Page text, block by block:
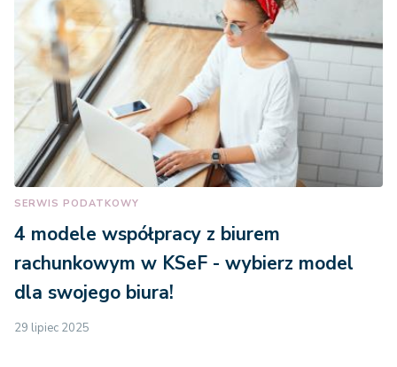
SERWIS PODATKOWY
4 modele współpracy z biurem
rachunkowym w KSeF - wybierz model
dla swojego biura!
29 lipiec 2025